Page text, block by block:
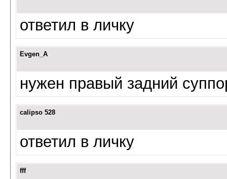
ответил в личку
Evgen_A
нужен правый задний
calipso 528
ответил в личку
fff